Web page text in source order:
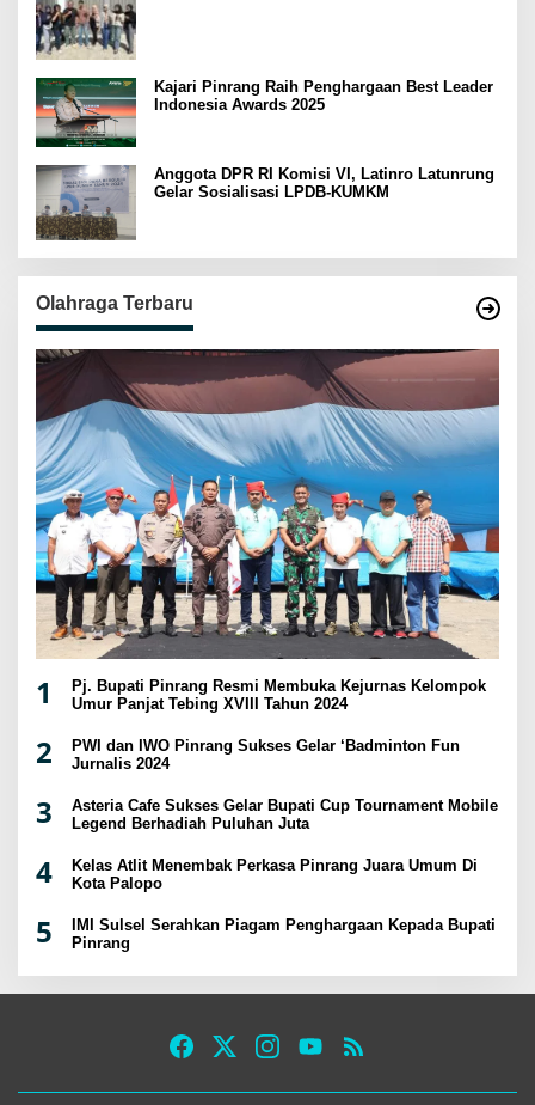
Kajari Pinrang Raih Penghargaan Best Leader
Indonesia Awards 2025
Anggota DPR RI Komisi VI, Latinro Latunrung
Gelar Sosialisasi LPDB-KUMKM
Olahraga Terbaru
1
Pj. Bupati Pinrang Resmi Membuka Kejurnas Kelompok
Umur Panjat Tebing XVIII Tahun 2024
2
PWI dan IWO Pinrang Sukses Gelar ‘Badminton Fun
Jurnalis 2024
3
Asteria Cafe Sukses Gelar Bupati Cup Tournament Mobile
Legend Berhadiah Puluhan Juta
4
Kelas Atlit Menembak Perkasa Pinrang Juara Umum Di
Kota Palopo
5
IMI Sulsel Serahkan Piagam Penghargaan Kepada Bupati
Pinrang